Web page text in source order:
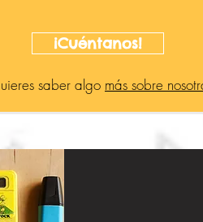
¡Cuéntanos!
saber algo más sobre